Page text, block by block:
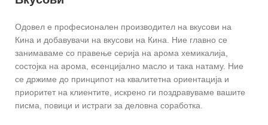
Одовел е професионален производител на вкусови на
Кина и добавувачи на вкусови на Кина. Ние главно се
занимаваме со правење серија на арома хемикалија,
состојка на арома, есенцијално масло и така натаму. Ние
се држиме до принципот на квалитетна ориентација и
приоритет на клиентите, искрено ги поздравуваме вашите
писма, повици и истраги за деловна соработка.